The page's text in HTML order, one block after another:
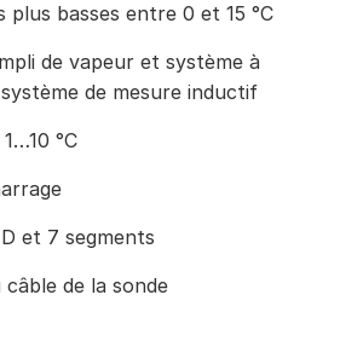
plus basses entre 0 et 15 °C
de vapeur et système à
de mesure inductif
°C
et 7 segments
de la sonde